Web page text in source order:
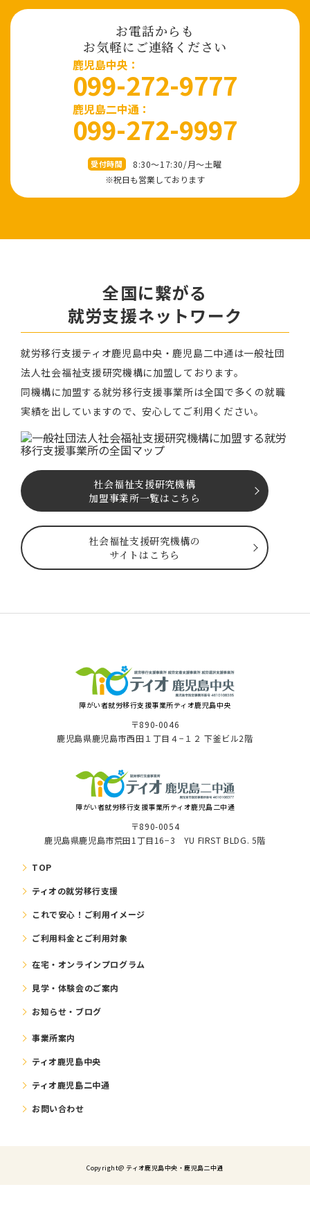
お電話からも
お気軽にご連絡ください
⿅児島中央：
099-272-9777
鹿児島二中通：
099-272-9997
受付時間
8:30～17:30/⽉〜⼟曜
※祝⽇も営業しております
全国に繋がる
就労⽀援ネットワーク
就労移⾏⽀援ティオ⿅児島中央・鹿児島二中通は⼀般社団
法⼈社会福祉⽀援研究機構に加盟しております。
同機構に加盟する就労移⾏⽀援事業所は全国で多くの就職
実績を出していますので、安⼼してご利⽤ください。
社会福祉⽀援研究機構
加盟事業所一覧はこちら
社会福祉⽀援研究機構の
サイトはこちら
障がい者就労移⾏⽀援事業所ティオ⿅児島中央
〒890-0046
⿅児島県⿅児島市⻄⽥１丁⽬４−１２ 下釜ビル2階
障がい者就労移⾏⽀援事業所ティオ鹿児島二中通
〒890-0054
鹿児島県鹿児島市荒田1丁目16−3 YU FIRST BLDG. 5階
TOP
ティオの就労移⾏⽀援
これで安⼼！ご利⽤イメージ
ご利⽤料⾦とご利⽤対象
在宅・オンラインプログラム
⾒学・体験会のご案内
お知らせ・ブログ
事業所案内
ティオ鹿児島中央
ティオ鹿児島二中通
お問い合わせ
Copyright@ ティオ⿅児島中央・鹿児島二中通